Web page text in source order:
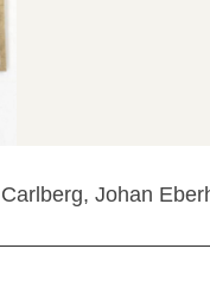
Johan